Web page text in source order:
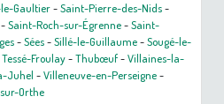
Gaultier-Saint-Pierre-des-Nids-
-Saint-Roch-sur-Égrenne-Saint-
-Sées-Sillé-le-Guillaume-Sougé-le-
Tessé-Froulay-Thubœuf-Villaines-la-
Juhel -Villeneuve-en-Perseigne-
Orthe